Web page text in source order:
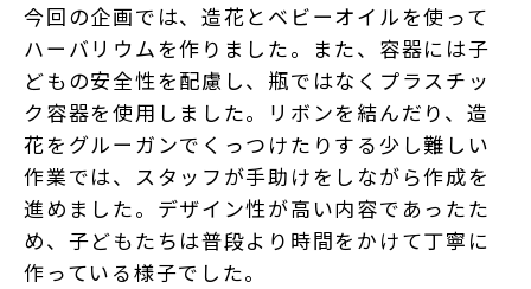
今回の企画では、造花とベビーオイルを使って
ハーバリウムを作りました。また、容器には子
どもの安全性を配慮し、瓶ではなくプラスチッ
ク容器を使用しました。リボンを結んだり、造
花をグルーガンでくっつけたりする少し難しい
作業では、スタッフが手助けをしながら作成を
進めました。デザイン性が高い内容であったた
め、子どもたちは普段より時間をかけて丁寧に
作っている様子でした。